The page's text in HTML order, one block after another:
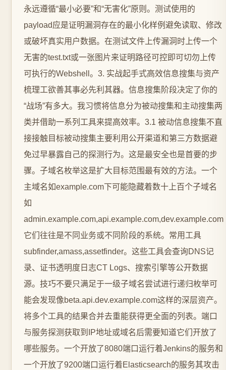
永远遵循“最小必要”和“无害化”原则。测试使用的
payload应是证明漏洞存在的最小化样例避免读取、修改
或破坏真实用户数据。在测试文件上传漏洞时上传一个
无害的test.txt或一张图片来证明路径可控即可切勿上传
可执行的Webshell。3. 实战起手式高效信息搜集与资产
梳理工欲善其事必先利其器。信息搜集阶段决定了你的
“战场”有多大。我习惯将信息分为被动搜集和主动搜集两
类并借助一系列工具来提高效率。3.1 被动信息搜集不直
接接触目标被动搜集主要利用公开渠道和第三方数据避
免过早暴露自己的探测行为。这是最安全也是首要的步
骤。子域名枚举这是扩大目标范围最有效的方法。一个
主域名如example.com下可能隐藏着数十上百个子域名
如
admin.example.com,api.example.com,dev.example.com
它们往往是不同业务或不同阶段的系统。常用工具
subfinder,amass,assetfinder。这些工具会查询DNS记
录、证书透明度日志CT Logs、搜索引擎等公开数据
源。技巧不要只满足于一级子域名尝试进行递归枚举可
能会发现像beta.api.dev.example.com这样的深层资产。
将多个工具的结果合并去重能获得更全面的列表。端口
与服务探测获取到IP地址或域名后需要知道它们开放了
哪些服务。一个开放了8080端口运行着Jenkins的服务和
一个开放了9200端口运行着Elasticsearch的服务其攻击